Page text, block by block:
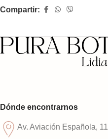
Compartir:
Dónde encontrarnos
Av. Aviación Española, 11